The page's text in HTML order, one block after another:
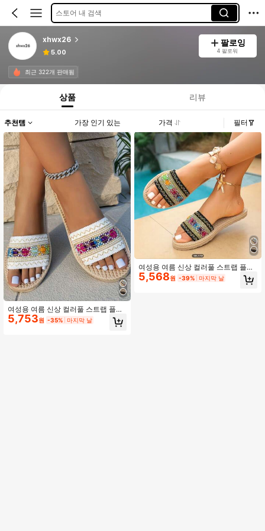
스토어 내 검색
xhwx26
5.00
팔로잉
4 팔로워
최근 322개 판매됨
상품 리뷰
추천템 가장 인기 있는 가격 필터
여성용 여름 신상 컬러풀 스트랩 플랫
슬라이드
5,753원 -35% 마지막 날
여성용 여름 신상 컬러풀 스트랩 플랫
슬라이드
5,568원 -39% 마지막 날